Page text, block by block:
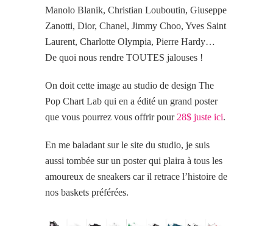
Manolo Blanik, Christian Louboutin, Giuseppe
Zanotti, Dior, Chanel, Jimmy Choo, Yves Saint
Laurent, Charlotte Olympia, Pierre Hardy…
De quoi nous rendre TOUTES jalouses !
On doit cette image au studio de design The
Pop Chart Lab qui en a édité un grand poster
que vous pourrez vous offrir pour 28$ juste ici.
En me baladant sur le site du studio, je suis
aussi tombée sur un poster qui plaira à tous les
amoureux de sneakers car il retrace l’histoire de
nos baskets préférées.